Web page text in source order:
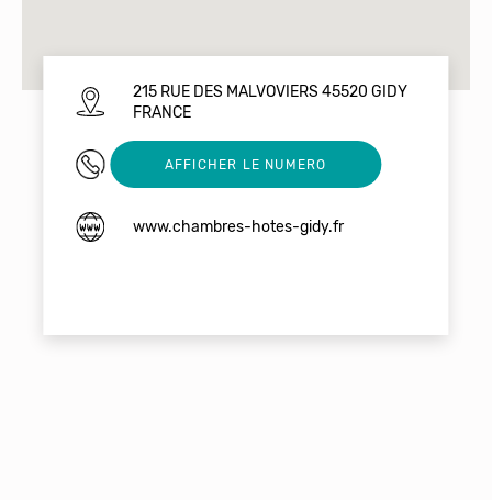
215 RUE DES MALVOVIERS 45520 GIDY
FRANCE
0613197252
AFFICHER LE NUMERO
www.chambres-hotes-gidy.fr